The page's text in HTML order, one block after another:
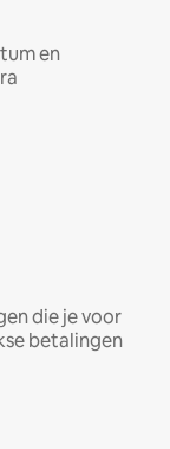
en
die je voor
betalingen